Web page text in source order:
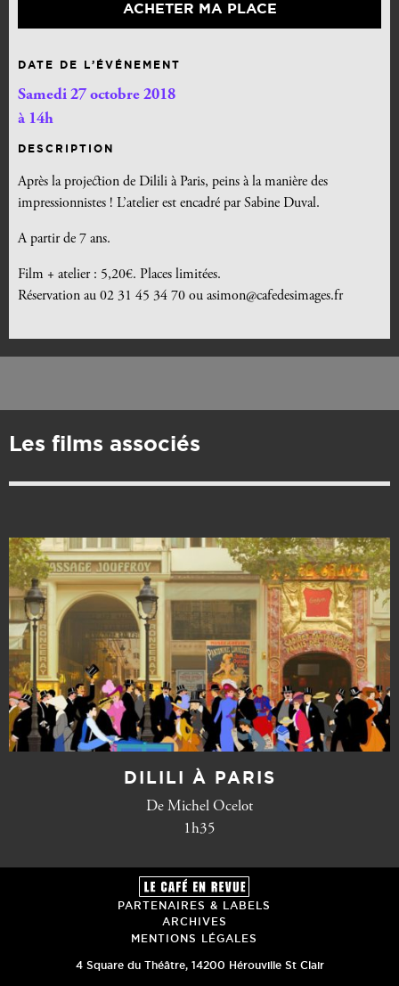
ACHETER MA PLACE
DATE DE L’ÉVÉNEMENT
Samedi 27 octobre 2018
à 14h
DESCRIPTION
Après la projection de Dilili à Paris, peins à la manière des
impressionnistes ! L’atelier est encadré par Sabine Duval.
A partir de 7 ans.
Film + atelier : 5,20€. Places limitées.
Réservation au 02 31 45 34 70 ou asimon@cafedesimages.fr
Les films associés
DILILI À PARIS
De Michel Ocelot
1h35
PARTENAIRES & LABELS
ARCHIVES
MENTIONS LÉGALES
4 Square du Théâtre, 14200 Hérouville St Clair